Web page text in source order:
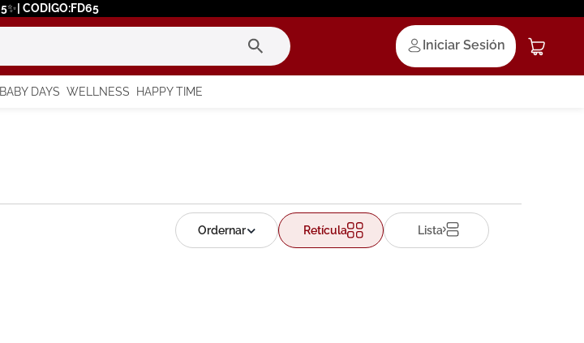
CODIGO:FD65
Iniciar Sesión
BABY DAYS WELLNESS HAPPY TIME
Retícula Lista